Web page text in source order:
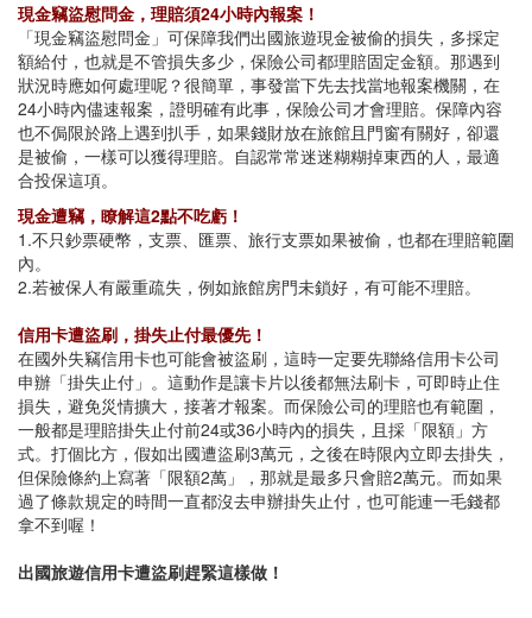
現金竊盜慰問金，理賠須24小時內報案！
「現金竊盜慰問金」可保障我們出國旅遊現金被偷的損失，多採定
額給付，也就是不管損失多少，保險公司都理賠固定金額。那遇到
狀況時應如何處理呢？很簡單，事發當下先去找當地報案機關，在
24小時內儘速報案，證明確有此事，保險公司才會理賠。保障內容
也不侷限於路上遇到扒手，如果錢財放在旅館且門窗有關好，卻還
是被偷，一樣可以獲得理賠。自認常常迷迷糊糊掉東西的人，最適
合投保這項。
現金遭竊，瞭解這2點不吃虧！
1.不只鈔票硬幣，支票、匯票、旅行支票如果被偷，也都在理賠範圍
內。
2.若被保人有嚴重疏失，例如旅館房門未鎖好，有可能不理賠。
信用卡遭盜刷，掛失止付最優先！
在國外失竊信用卡也可能會被盜刷，這時一定要先聯絡信用卡公司
申辦「掛失止付」。這動作是讓卡片以後都無法刷卡，可即時止住
損失，避免災情擴大，接著才報案。而保險公司的理賠也有範圍，
一般都是理賠掛失止付前24或36小時內的損失，且採「限額」方
式。打個比方，假如出國遭盜刷3萬元，之後在時限內立即去掛失，
但保險條約上寫著「限額2萬」，那就是最多只會賠2萬元。而如果
過了條款規定的時間一直都沒去申辦掛失止付，也可能連一毛錢都
拿不到喔！
出國旅遊信用卡遭盜刷趕緊這樣做！